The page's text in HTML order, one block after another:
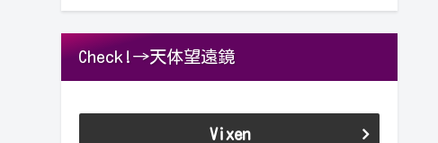
Check!→天体望遠鏡
Vixen